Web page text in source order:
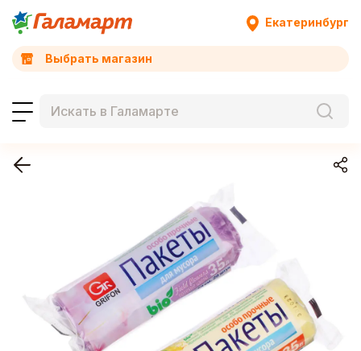
Екатеринбург
Выбрать магазин